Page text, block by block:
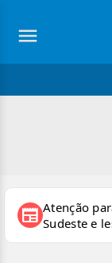
newspaper Atenção
Sudeste e